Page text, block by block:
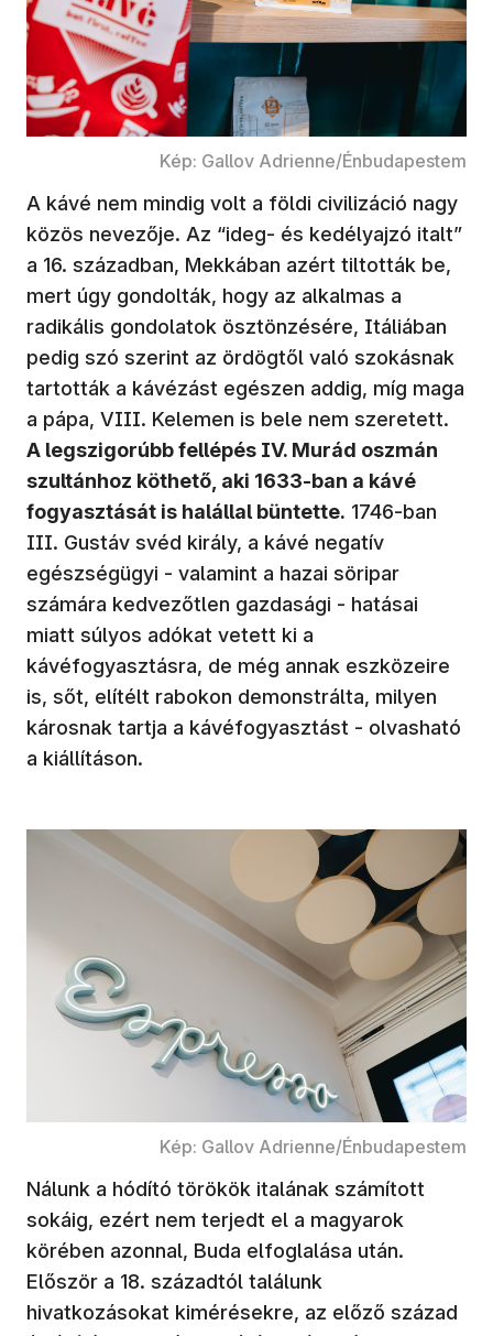
Kép: Gallov Adrienne/Énbudapestem
A kávé nem mindig volt a földi civilizáció nagy
közös nevezője. Az “ideg- és kedélyajzó italt”
a 16. században, Mekkában azért tiltották be,
mert úgy gondolták, hogy az alkalmas a
radikális gondolatok ösztönzésére, Itáliában
pedig szó szerint az ördögtől való szokásnak
tartották a kávézást egészen addig, míg maga
a pápa, VIII. Kelemen is bele nem szeretett.
A legszigorúbb fellépés IV. Murád oszmán
szultánhoz köthető, aki 1633-ban a kávé
fogyasztását is halállal büntette. 1746-ban
III. Gustáv svéd király, a kávé negatív
egészségügyi - valamint a hazai söripar
számára kedvezőtlen gazdasági - hatásai
miatt súlyos adókat vetett ki a
kávéfogyasztásra, de még annak eszközeire
is, sőt, elítélt rabokon demonstrálta, milyen
károsnak tartja a kávéfogyasztást - olvasható
a kiállításon.
Kép: Gallov Adrienne/Énbudapestem
Nálunk a hódító törökök italának számított
sokáig, ezért nem terjedt el a magyarok
körében azonnal, Buda elfoglalása után.
Először a 18. századtól találunk
hivatkozásokat kimérésekre, az előző század